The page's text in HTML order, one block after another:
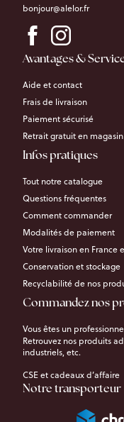
bonjour@alelor.fr
Avantages &
Aide et contact
Frais de livraison
Paiement sécurisé
Retrait gratuit en magasin
Infos pratiques
Tout notre catalogue
Questions fréquentes
Comment commander
Modalités de paiement
Votre livraison en France
Conservation et stockage
Recyclabilité de nos
Commandez nos
Vous êtes un
Retrouvez nos produits
industriels, etc.
CSE et cadeaux d’affaire
Notre transporteur